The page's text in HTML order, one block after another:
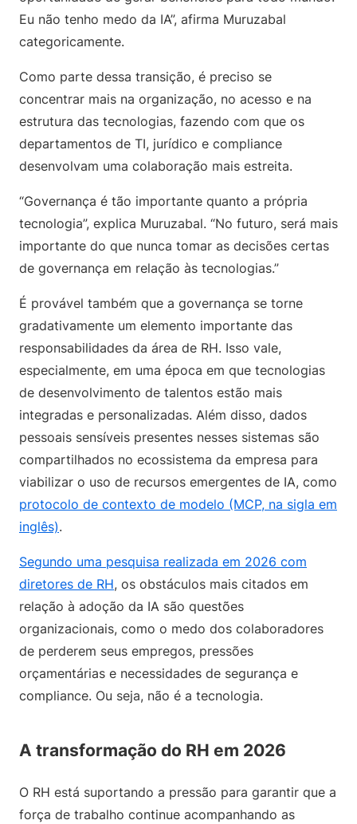
Eu não tenho medo da IA”, afirma Muruzabal
categoricamente.
Como parte dessa transição, é preciso se
concentrar mais na organização, no acesso e na
estrutura das tecnologias, fazendo com que os
departamentos de TI, jurídico e compliance
desenvolvam uma colaboração mais estreita.
“Governança é tão importante quanto a própria
tecnologia”, explica Muruzabal. “No futuro, será mais
importante do que nunca tomar as decisões certas
de governança em relação às tecnologias.”
É provável também que a governança se torne
gradativamente um elemento importante das
responsabilidades da área de RH. Isso vale,
especialmente, em uma época em que tecnologias
de desenvolvimento de talentos estão mais
integradas e personalizadas. Além disso, dados
pessoais sensíveis presentes nesses sistemas são
compartilhados no ecossistema da empresa para
viabilizar o uso de recursos emergentes de IA, como
protocolo de contexto de modelo (MCP, na sigla em
inglês).
Segundo uma pesquisa realizada em 2026 com
diretores de RH, os obstáculos mais citados em
relação à adoção da IA são questões
organizacionais, como o medo dos colaboradores
de perderem seus empregos, pressões
orçamentárias e necessidades de segurança e
compliance. Ou seja, não é a tecnologia.
A transformação do RH em 2026
O RH está suportando a pressão para garantir que a
força de trabalho continue acompanhando as